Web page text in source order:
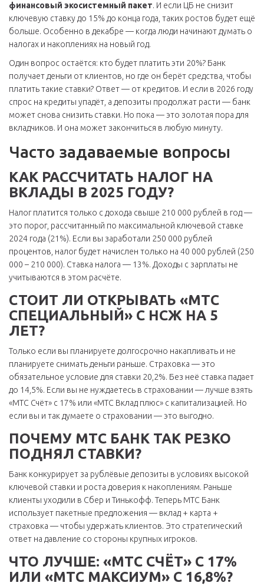
финансовый экосистемный пакет. И если ЦБ не снизит
ключевую ставку до 15% до конца года, таких ростов будет ещё
больше. Особенно в декабре — когда люди начинают думать о
налогах и накоплениях на новый год.
Один вопрос остаётся: кто будет платить эти 20%? Банк
получает деньги от клиентов, но где он берёт средства, чтобы
платить такие ставки? Ответ — от кредитов. И если в 2026 году
спрос на кредиты упадёт, а депозиты продолжат расти — банк
может снова снизить ставки. Но пока — это золотая пора для
вкладчиков. И она может закончиться в любую минуту.
Часто задаваемые вопросы
КАК РАССЧИТАТЬ НАЛОГ НА
ВКЛАДЫ В 2025 ГОДУ?
Налог платится только с дохода свыше 210 000 рублей в год —
это порог, рассчитанный по максимальной ключевой ставке
2024 года (21%). Если вы заработали 250 000 рублей
процентов, налог будет начислен только на 40 000 рублей (250
000 – 210 000). Ставка налога — 13%. Доходы с зарплаты не
учитываются в этом расчёте.
СТОИТ ЛИ ОТКРЫВАТЬ «МТС
СПЕЦИАЛЬНЫЙ» С НСЖ НА 5
ЛЕТ?
Только если вы планируете долгосрочно накапливать и не
планируете снимать деньги раньше. Страховка — это
обязательное условие для ставки 20,2%. Без неё ставка падает
до 14,5%. Если вы не нуждаетесь в страховании — лучше взять
«МТС Счёт» с 17% или «МТС Вклад плюс» с капитализацией. Но
если вы и так думаете о страховании — это выгодно.
ПОЧЕМУ МТС БАНК ТАК РЕЗКО
ПОДНЯЛ СТАВКИ?
Банк конкурирует за рублёвые депозиты в условиях высокой
ключевой ставки и роста доверия к накоплениям. Раньше
клиенты уходили в Сбер и Тинькофф. Теперь МТС Банк
использует пакетные предложения — вклад + карта +
страховка — чтобы удержать клиентов. Это стратегический
ответ на давление со стороны крупных игроков.
ЧТО ЛУЧШЕ: «МТС СЧЁТ» С 17%
ИЛИ «МТС МАКСИУМ» С 16,8%?